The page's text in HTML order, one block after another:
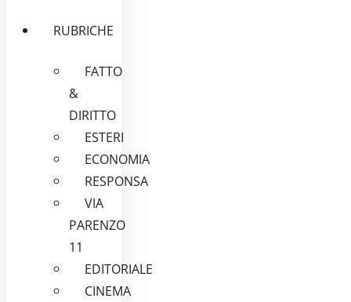
RUBRICHE
FATTO
&
DIRITTO
ESTERI
ECONOMIA
RESPONSA
VIA
PARENZO
11
EDITORIALE
CINEMA